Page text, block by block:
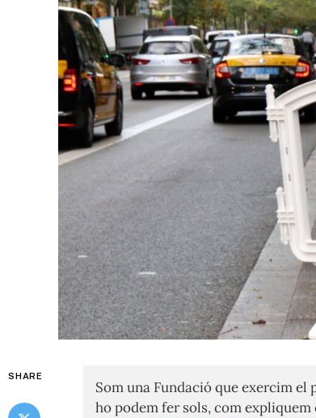
SHARE
Som una Fundació que exercim el
ho podem fer sols, com expliquem